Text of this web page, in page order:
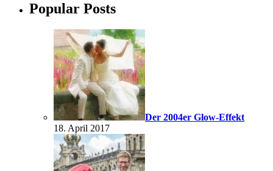
Popular Posts
Der 2004er Glow-Effekt
18. April 2017